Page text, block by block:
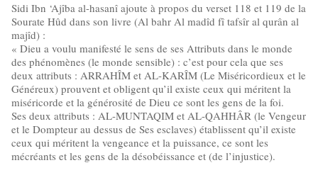
Sidi Ibn ‘Ajîba al-hasanî ajoute à propos du verset 118 et 119 de la
Sourate Hûd dans son livre (Al bahr Al madîd fî tafsîr al qurân al
majîd) :
« Dieu a voulu manifesté le sens de ses Attributs dans le monde
des phénomènes (le monde sensible) : c’est pour cela que ses
deux attributs : ARRAHÎM et AL-KARÎM (Le Miséricordieux et le
Généreux) prouvent et obligent qu’il existe ceux qui méritent la
miséricorde et la générosité de Dieu ce sont les gens de la foi.
Ses deux attributs : AL-MUNTAQIM et AL-QAHHÂR (le Vengeur
et le Dompteur au dessus de Ses esclaves) établissent qu’il existe
ceux qui méritent la vengeance et la puissance, ce sont les
mécréants et les gens de la désobéissance et (de l’injustice).